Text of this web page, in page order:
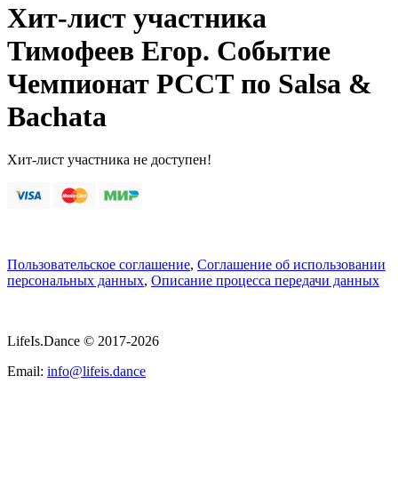
Хит-лист участника
Тимофеев Егор. Событие
Чемпионат РССТ по Salsa &
Bachata
Хит-лист участника не доступен!
Пользовательское соглашение, Соглашение об использовании
персональных данных, Описание процесса передачи данных
LifeIs.Dance © 2017-2026
Email: info@lifeis.dance